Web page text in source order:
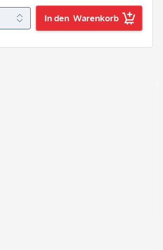
In den Warenkorb